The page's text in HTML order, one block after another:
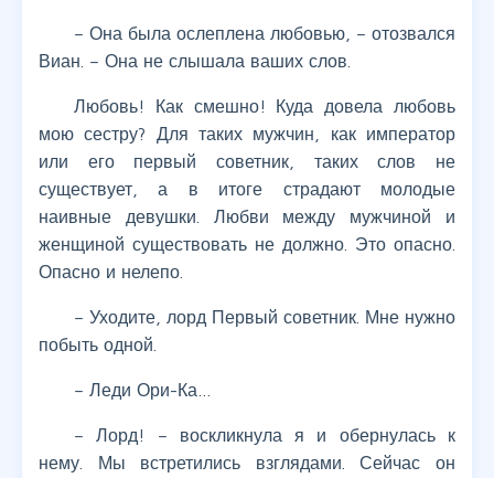
– Она была ослеплена любовью, – отозвался
Виан. – Она не слышала ваших слов.
Любовь! Как смешно! Куда довела любовь
мою сестру? Для таких мужчин, как император
или его первый советник, таких слов не
существует, а в итоге страдают молодые
наивные девушки. Любви между мужчиной и
женщиной существовать не должно. Это опасно.
Опасно и нелепо.
– Уходите, лорд Первый советник. Мне нужно
побыть одной.
– Леди Ори-Ка…
– Лорд! – воскликнула я и обернулась к
нему. Мы встретились взглядами. Сейчас он